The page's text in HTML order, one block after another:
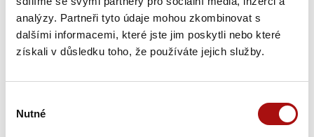
analýzy. Partneři tyto údaje mohou zkombinovat s
dalšími informacemi, které jste jim poskytli nebo které
získali v důsledku toho, že používáte jejich služby.
souhlasu
Nutné
17. výstava archivních vín Vranovice , Vranovice
Středa, 25. 11. 2026
Sommelier Moravy